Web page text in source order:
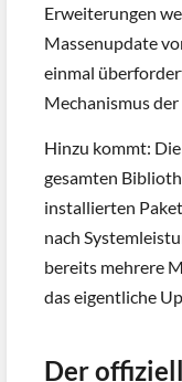
Erweiterungen
Massenupdate
einmal
Mechanismus
Hinzu kommt:
gesamten
installierten
nach
bereits mehrere
das eigentliche
Der